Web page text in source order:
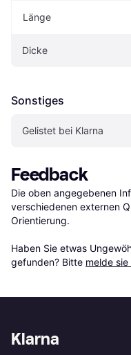
Länge
Dicke
Sonstiges
Gelistet bei Klarna
Feedback
Die oben angegebenen
verschiedenen externen
Orientierung.
Haben Sie etwas
gefunden? Bitte melde sie
Klarna